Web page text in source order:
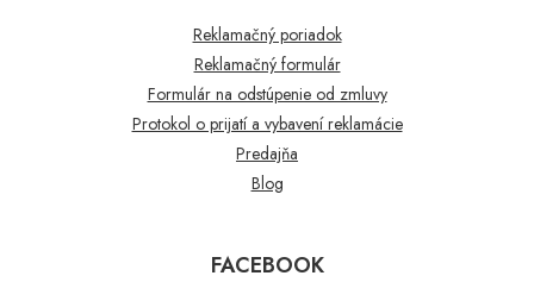
Reklamačný poriadok
Reklamačný formulár
Formulár na odstúpenie od zmluvy
Protokol o prijatí a vybavení reklamácie
Predajňa
Blog
FACEBOOK